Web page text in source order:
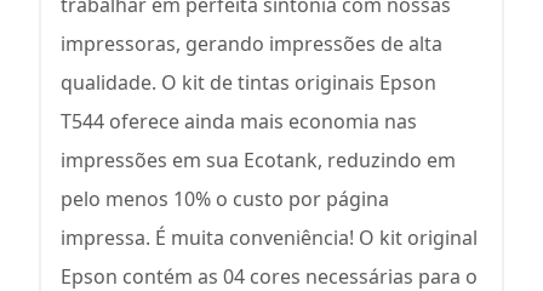
impressoras, gerando impressões de alta
qualidade. O kit de tintas originais Epson
T544 oferece ainda mais economia nas
impressões em sua Ecotank, reduzindo em
pelo menos 10% o custo por página
impressa. É muita conveniência! O kit original
Epson contém as 04 cores necessárias para o